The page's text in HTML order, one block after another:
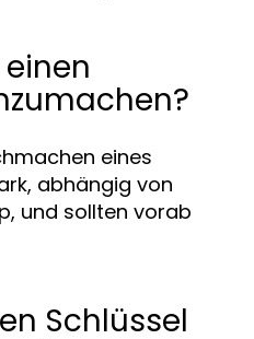
eines
abhängig von
und sollten vorab
Schlüssel